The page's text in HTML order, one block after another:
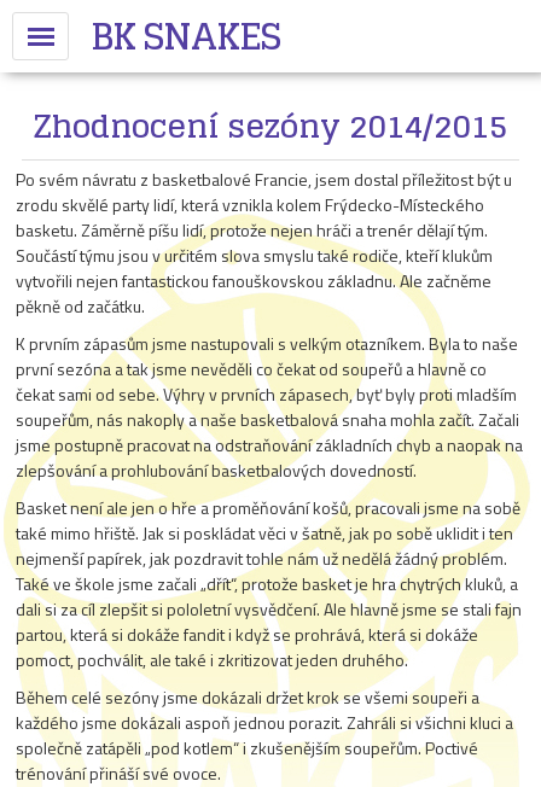
BK SNAKES
Zhodnocení sezóny 2014/2015
Po svém návratu z basketbalové Francie, jsem dostal příležitost být u
zrodu skvělé party lidí, která vznikla kolem Frýdecko-Místeckého
basketu. Záměrně píšu lidí, protože nejen hráči a trenér dělají tým.
Součástí týmu jsou v určitém slova smyslu také rodiče, kteří klukům
vytvořili nejen fantastickou fanouškovskou základnu. Ale začněme
pěkně od začátku.
K prvním zápasům jsme nastupovali s velkým otazníkem. Byla to naše
první sezóna a tak jsme nevěděli co čekat od soupeřů a hlavně co
čekat sami od sebe. Výhry v prvních zápasech, byť byly proti mladším
soupeřům, nás nakoply a naše basketbalová snaha mohla začít. Začali
jsme postupně pracovat na odstraňování základních chyb a naopak na
zlepšování a prohlubování basketbalových dovedností.
Basket není ale jen o hře a proměňování košů, pracovali jsme na sobě
také mimo hřiště. Jak si poskládat věci v šatně, jak po sobě uklidit i ten
nejmenší papírek, jak pozdravit tohle nám už nedělá žádný problém.
Také ve škole jsme začali „dřít“, protože basket je hra chytrých kluků, a
dali si za cíl zlepšit si pololetní vysvědčení. Ale hlavně jsme se stali fajn
partou, která si dokáže fandit i když se prohrává, která si dokáže
pomoct, pochválit, ale také i zkritizovat jeden druhého.
Během celé sezóny jsme dokázali držet krok se všemi soupeři a
každého jsme dokázali aspoň jednou porazit. Zahráli si všichni kluci a
společně zatápěli „pod kotlem“ i zkušenějším soupeřům. Poctivé
trénování přináší své ovoce.